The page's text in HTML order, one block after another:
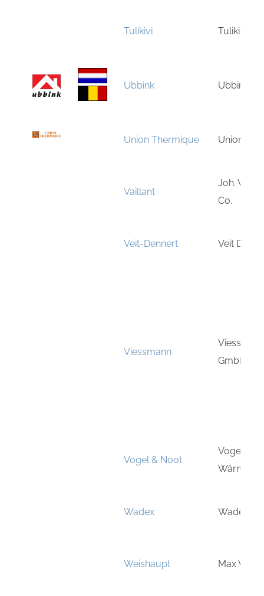
Tulikivi Tulikivi Oyi
Ubbink Ubbink bv
Union Thermique Union
Vaillant
Joh.
Co.
Veit-Dennert Veit
Viessmann
GmbH &
Vogel & Noot
Vogel &
Wadex Wadex
Weishaupt Max